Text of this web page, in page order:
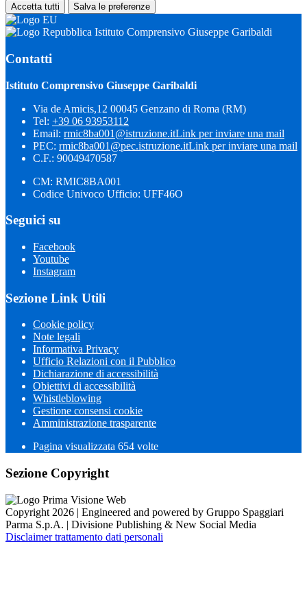
Accetta tutti Salva le preferenze
Istituto Comprensivo Giuseppe Garibaldi
Contatti
Istituto Comprensivo Giuseppe Garibaldi
Via de Amicis,12 00045 Genzano di Roma (RM)
Tel: +39 06 93953112
Email: rmic8ba001@istruzione.itLink per inviare una mail
PEC: rmic8ba001@pec.istruzione.itLink per inviare una mail
C.F.: 90049470587
CM: RMIC8BA001
Codice Univoco Ufficio: UFF46O
Seguici su
Facebook
Youtube
Instagram
Sezione Link Utili
Cookie policy
Note legali
Informativa Privacy
Ufficio Relazioni con il Pubblico
Dichiarazione di accessibilità
Obiettivi di accessibilità
Whistleblowing
Gestione consensi cookie
Amministrazione trasparente
Pagina visualizzata 654 volte
Sezione Copyright
Copyright 2026 | Engineered and powered by Gruppo Spaggiari
Parma S.p.A. | Divisione Publishing & New Social Media
Disclaimer trattamento dati personali